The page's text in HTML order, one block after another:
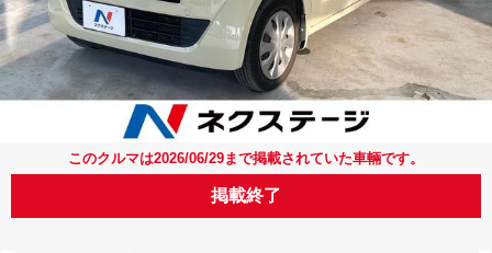
このクルマは2026/06/29まで掲載されていた車輛です。
掲載終了